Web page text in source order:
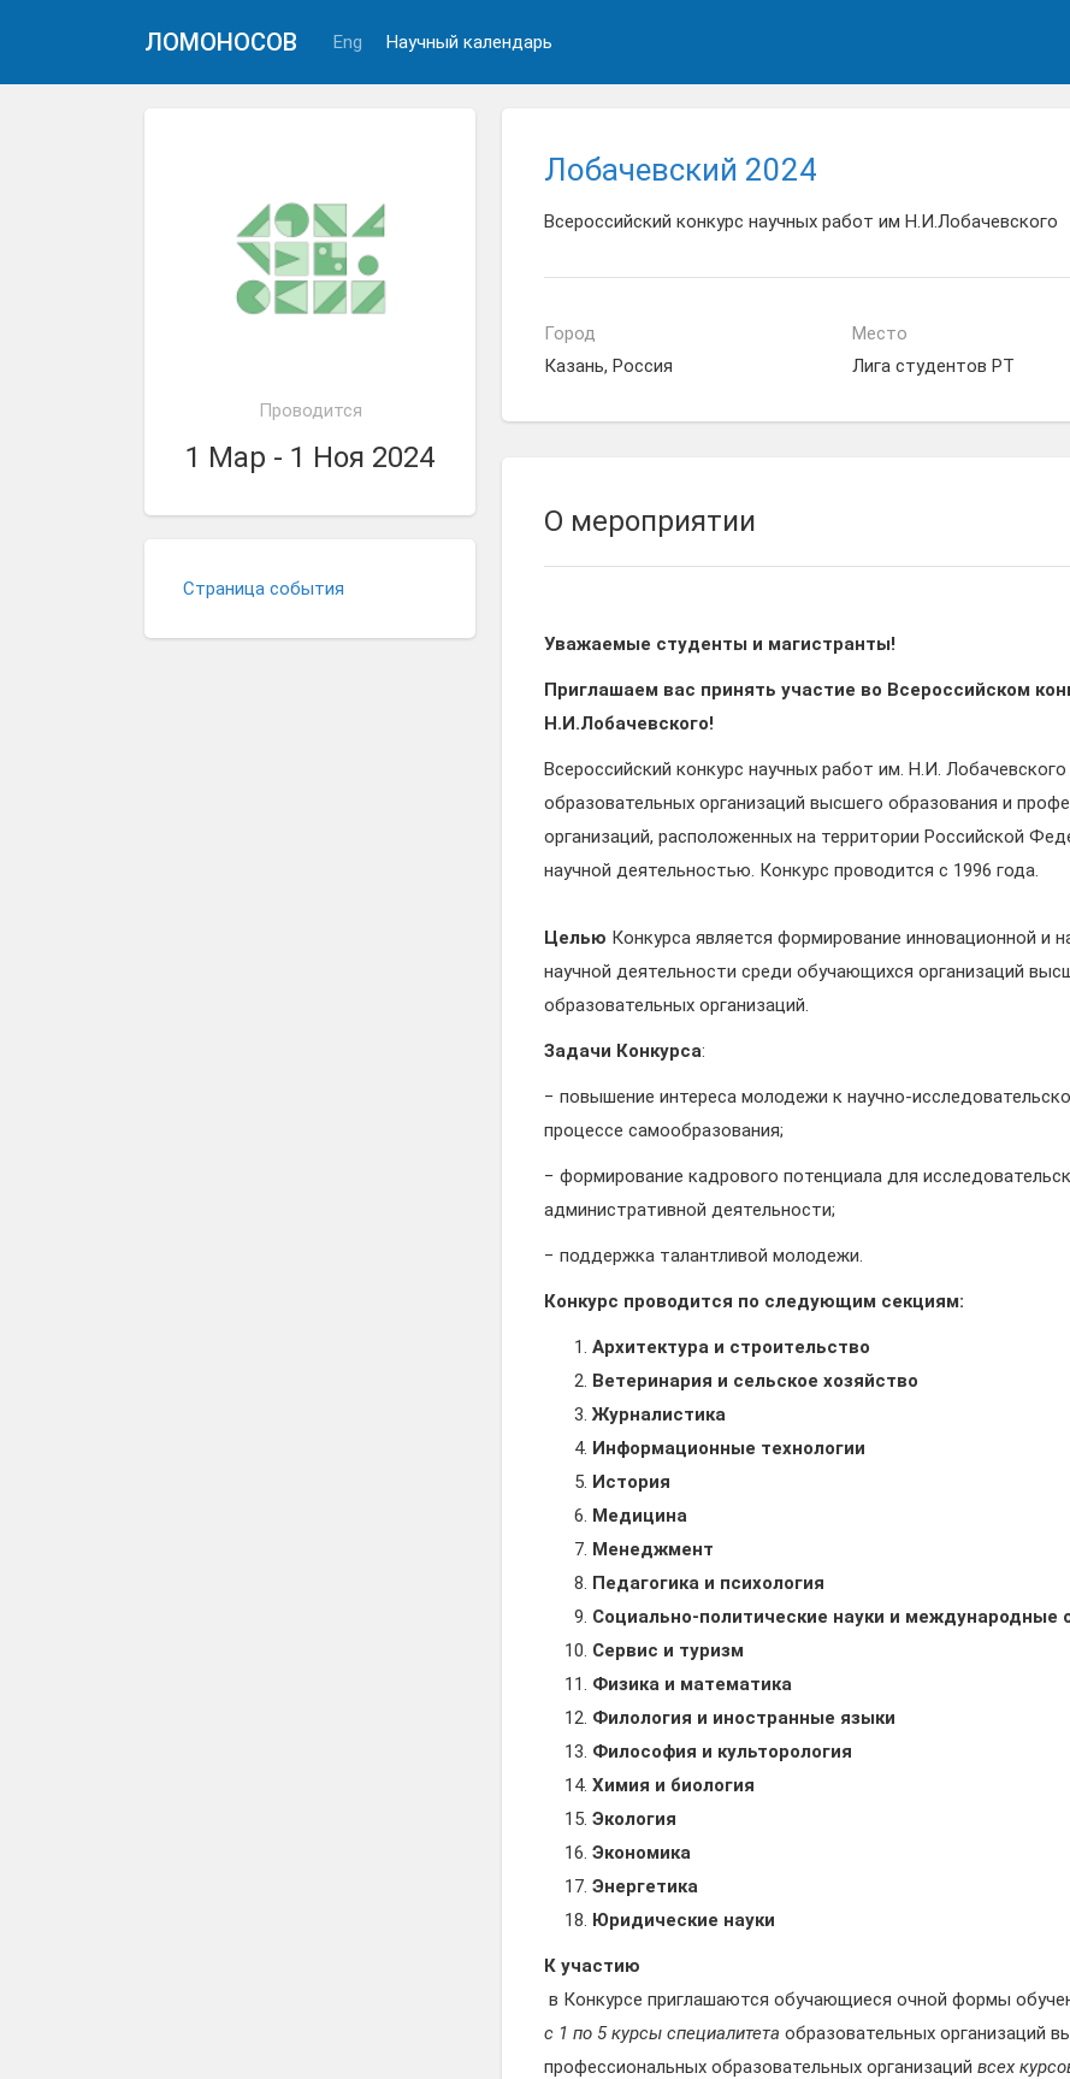
ЛОМОНОСОВ Eng Научный календарь
Проводится
1 Мар - 1 Ноя 2024
Страница события
Лобачевский 2024
Всероссийский конкурс научных работ им Н.И.Лобачевского
Город
Казань, Россия
Место
Лига студентов РТ
О мероприятии
Уважаемые студенты и магистранты!
Приглашаем вас принять участие во Всероссийском
Н.И.Лобачевского!
Всероссийский конкурс научных работ им. Н.И.
образовательных организаций высшего образования и
организаций, расположенных на территории Российской
научной деятельностью. Конкурс проводится с 1996 года.
Целью Конкурса является формирование инновационной и
научной деятельности среди обучающихся организаций
образовательных организаций.
Задачи Конкурса:
− повышение интереса молодежи к научно-
процессе самообразования;
− формирование кадрового потенциала для
административной деятельности;
− поддержка талантливой молодежи.
Конкурс проводится по следующим секциям:
Архитектура и строительство
Ветеринария и сельское хозяйство
Журналистика
Информационные технологии
История
Медицина
Менеджмент
Педагогика и психология
Социально-политические науки и международные
Сервис и туризм
Физика и математика
Филология и иностранные языки
Философия и культорология
Химия и биология
Экология
Экономика
Энергетика
Юридические науки
К участию
в Конкурсе приглашаются обучающиеся очной формы
с 1 по 5 курсы специалитета образовательных организаций
профессиональных образовательных организаций всех